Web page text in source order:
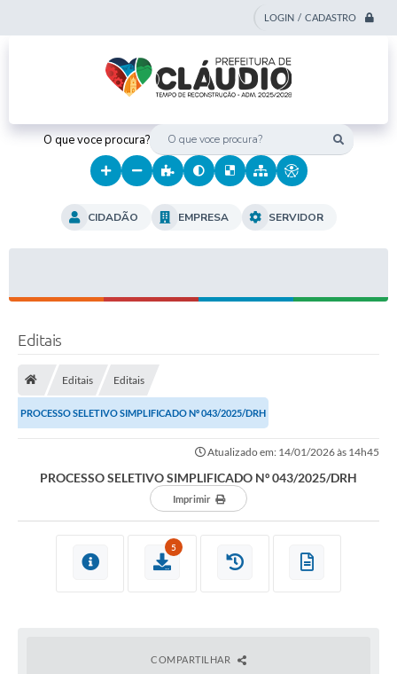
LOGIN / CADASTRO
O que voce procura?
CIDADÃO EMPRESA SERVIDOR
Editais
Editais Editais
PROCESSO SELETIVO SIMPLIFICADO Nº 043/2025/DRH
Atualizado em: 14/01/2026 às 14h45
PROCESSO SELETIVO SIMPLIFICADO Nº 043/2025/DRH
Imprimir
5
COMPARTILHAR